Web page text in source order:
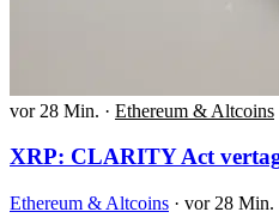
vor 28 Min. · Ethereum & Altcoins
XRP: CLARITY Act
Ethereum & Altcoins · vor 28 Min.